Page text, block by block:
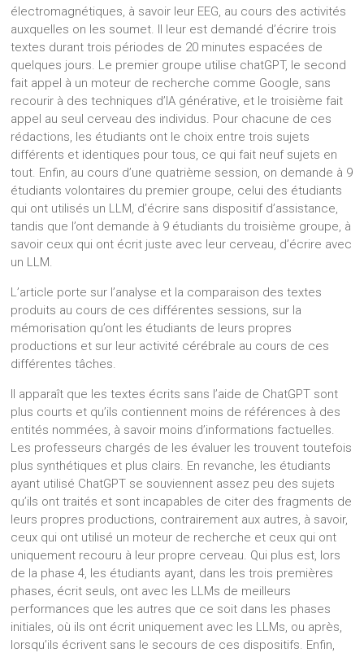
électromagnétiques, à savoir leur EEG, au cours des activités
auxquelles on les soumet. Il leur est demandé d’écrire trois
textes durant trois périodes de 20 minutes espacées de
quelques jours. Le premier groupe utilise chatGPT, le second
fait appel à un moteur de recherche comme Google, sans
recourir à des techniques d’IA générative, et le troisième fait
appel au seul cerveau des individus. Pour chacune de ces
rédactions, les étudiants ont le choix entre trois sujets
différents et identiques pour tous, ce qui fait neuf sujets en
tout. Enfin, au cours d’une quatrième session, on demande à 9
étudiants volontaires du premier groupe, celui des étudiants
qui ont utilisés un LLM, d’écrire sans dispositif d’assistance,
tandis que l’ont demande à 9 étudiants du troisième groupe, à
savoir ceux qui ont écrit juste avec leur cerveau, d’écrire avec
un LLM.
L’article porte sur l’analyse et la comparaison des textes
produits au cours de ces différentes sessions, sur la
mémorisation qu’ont les étudiants de leurs propres
productions et sur leur activité cérébrale au cours de ces
différentes tâches.
Il apparaît que les textes écrits sans l’aide de ChatGPT sont
plus courts et qu’ils contiennent moins de références à des
entités nommées, à savoir moins d’informations factuelles.
Les professeurs chargés de les évaluer les trouvent toutefois
plus synthétiques et plus clairs. En revanche, les étudiants
ayant utilisé ChatGPT se souviennent assez peu des sujets
qu’ils ont traités et sont incapables de citer des fragments de
leurs propres productions, contrairement aux autres, à savoir,
ceux qui ont utilisé un moteur de recherche et ceux qui ont
uniquement recouru à leur propre cerveau. Qui plus est, lors
de la phase 4, les étudiants ayant, dans les trois premières
phases, écrit seuls, ont avec les LLMs de meilleurs
performances que les autres que ce soit dans les phases
initiales, où ils ont écrit uniquement avec les LLMs, ou après,
lorsqu’ils écrivent sans le secours de ces dispositifs. Enfin,